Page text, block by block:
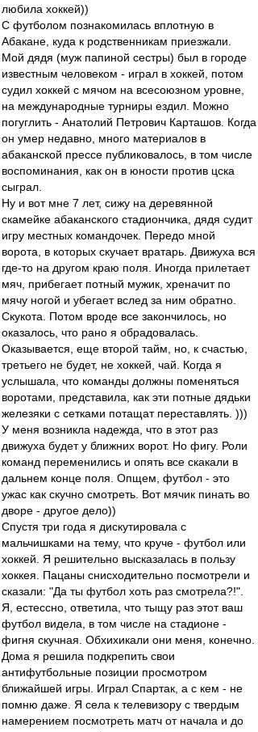
любила хоккей))
С футболом познакомилась вплотную в
Абакане, куда к родственникам приезжали.
Мой дядя (муж папиной сестры) был в городе
известным человеком - играл в хоккей, потом
судил хоккей с мячом на всесоюзном уровне,
на международные турниры ездил. Можно
погуглить - Анатолий Петрович Карташов. Когда
он умер недавно, много материалов в
абаканской прессе публиковалось, в том числе
воспоминания, как он в юности против цска
сыграл.
Ну и вот мне 7 лет, сижу на деревянной
скамейке абаканского стадиончика, дядя судит
игру местных командочек. Передо мной
ворота, в которых скучает вратарь. Движуха вся
где-то на другом краю поля. Иногда прилетает
мяч, прибегает потный мужик, хреначит по
мячу ногой и убегает вслед за ним обратно.
Скукота. Потом вроде все закончилось, но
оказалось, что рано я обрадовалась.
Оказывается, еще второй тайм, но, к счастью,
третьего не будет, не хоккей, чай. Когда я
услышала, что команды должны поменяться
воротами, представила, как эти потные дядьки
железяки с сетками потащат переставлять. )))
У меня возникла надежда, что в этот раз
движуха будет у ближних ворот. Но фигу. Роли
команд переменились и опять все скакали в
дальнем конце поля. Опщем, футбол - это
ужас как скучно смотреть. Вот мячик пинать во
дворе - другое дело))
Спустя три года я дискутировала с
мальчишками на тему, что круче - футбол или
хоккей. Я решительно высказалась в пользу
хоккея. Пацаны снисходительно посмотрели и
сказали: "Да ты футбол хоть раз смотрела?!".
Я, естессно, ответила, что тыщу раз этот ваш
футбол видела, в том числе на стадионе -
фигня скучная. Обхихикали они меня, конечно.
Дома я решила подкрепить свои
антифутбольные позиции просмотром
ближайшей игры. Играл Спартак, а с кем - не
помню даже. Я села к телевизору с твердым
намерением посмотреть матч от начала и до